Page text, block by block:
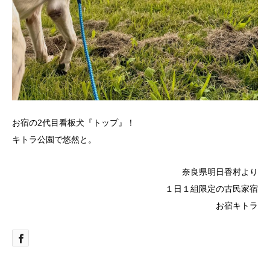
お宿の2代目看板犬『トップ』！
キトラ公園で悠然と。
奈良県明日香村より
１日１組限定の古民家宿
お宿キトラ